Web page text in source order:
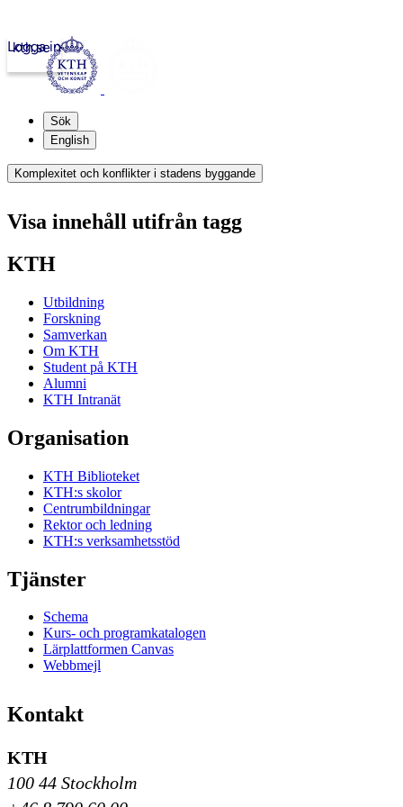
kth.se
Logga in
Sök
English
Komplexitet och konflikter i stadens byggande
Visa innehåll utifrån tagg
KTH
Utbildning
Forskning
Samverkan
Om KTH
Student på KTH
Alumni
KTH Intranät
Organisation
KTH Biblioteket
KTH:s skolor
Centrumbildningar
Rektor och ledning
KTH:s verksamhetsstöd
Tjänster
Schema
Kurs- och programkatalogen
Lärplattformen Canvas
Webbmejl
Kontakt
KTH
100 44 Stockholm